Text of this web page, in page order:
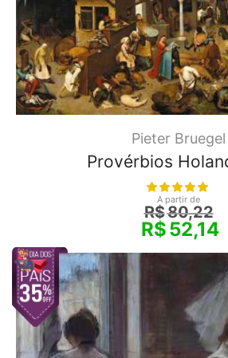
Pieter Bruegel
Provérbios
A partir de
R$80,22
R$52,14